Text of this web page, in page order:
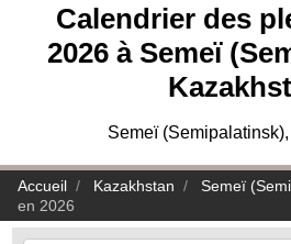
Calendrier des
2026 à Semeï
Semeï
Accueil Kazakhstan Semeï
en 2026